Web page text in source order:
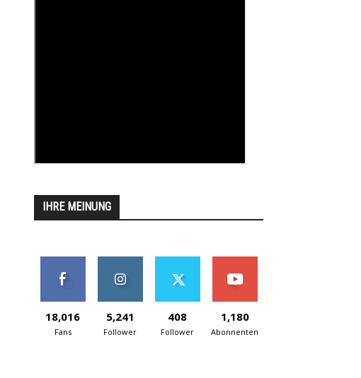
IHRE MEINUNG
18,016
Fans
5,241
Follower
408
Follower
1,180
Abonnenten